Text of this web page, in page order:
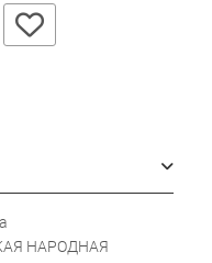
НАРОДНАЯ